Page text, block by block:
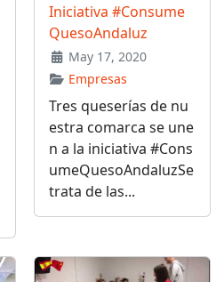
Iniciativa #Consume
QuesoAndaluz
May 17, 2020
Empresas
Tres queserías de nu
estra comarca se une
n a la iniciativa #Cons
umeQuesoAndaluzSe
trata de las...